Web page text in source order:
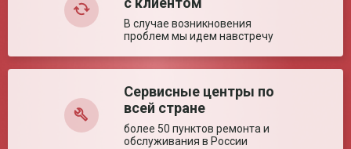
Глубина сиденья (±
400 мм
142/570 мм
Высота сиденья (±
5%)
430 мм
Ключевые преимущества
Особенности Алюминиевая рама. Облегченная конструкция.
Оставить отзыв
В случае возникновения
проблем мы идем навстречу
Сервисные центры по
всей стране
более 50 пунктов ремонта и
обслуживания в России